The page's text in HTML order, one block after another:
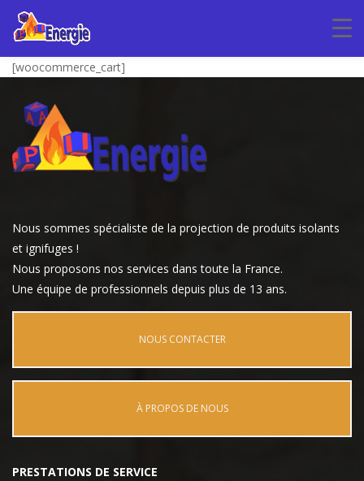
[woocommerce_cart]
Nous sommes spécialiste de la projection de produits isolants
et ignifuges !
Nous proposons nos services dans toute la France.
Une équipe de professionnels depuis plus de 13 ans.
NOUS CONTACTER
À PROPOS DE NOUS
PRESTATIONS DE SERVICE